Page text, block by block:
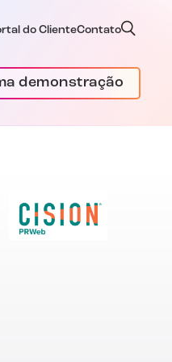
do ClienteContato
demonstração